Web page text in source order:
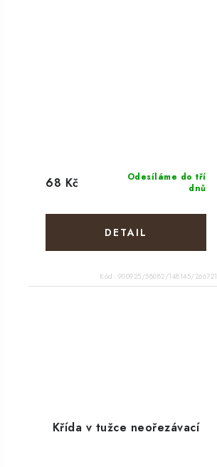
Odesíláme do tří
dnů
68 Kč
Kód: 900925/58082/148145/266721
Křída v tužce neořezávací